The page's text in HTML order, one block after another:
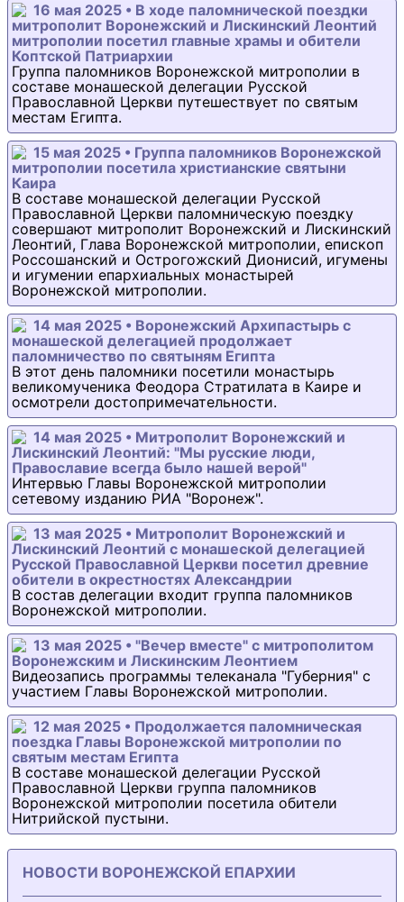
16 мая 2025 • В ходе паломнической поездки
митрополит Воронежский и Лискинский Леонтий
митрополии посетил главные храмы и обители
Коптской Патриархии
Группа паломников Воронежской митрополии в
составе монашеской делегации Русской
Православной Церкви путешествует по святым
местам Египта.
15 мая 2025 • Группа паломников Воронежской
митрополии посетила христианские святыни
Каира
В составе монашеской делегации Русской
Православной Церкви паломническую поездку
совершают митрополит Воронежский и Лискинский
Леонтий, Глава Воронежской митрополии, епископ
Россошанский и Острогожский Дионисий, игумены
и игумении епархиальных монастырей
Воронежской митрополии.
14 мая 2025 • Воронежский Архипастырь с
монашеской делегацией продолжает
паломничество по святыням Египта
В этот день паломники посетили монастырь
великомученика Феодора Стратилата в Каире и
осмотрели достопримечательности.
14 мая 2025 • Митрополит Воронежский и
Лискинский Леонтий: "Мы русские люди,
Православие всегда было нашей верой"
Интервью Главы Воронежской митрополии
сетевому изданию РИА "Воронеж".
13 мая 2025 • Митрополит Воронежский и
Лискинский Леонтий с монашеской делегацией
Русской Православной Церкви посетил древние
обители в окрестностях Александрии
В состав делегации входит группа паломников
Воронежской митрополии.
13 мая 2025 • "Вечер вместе" с митрополитом
Воронежским и Лискинским Леонтием
Видеозапись программы телеканала "Губерния" с
участием Главы Воронежской митрополии.
12 мая 2025 • Продолжается паломническая
поездка Главы Воронежской митрополии по
святым местам Египта
В составе монашеской делегации Русской
Православной Церкви группа паломников
Воронежской митрополии посетила обители
Нитрийской пустыни.
НОВОСТИ ВОРОНЕЖСКОЙ ЕПАРХИИ